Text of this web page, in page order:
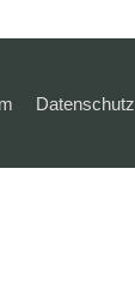
Datenschutz